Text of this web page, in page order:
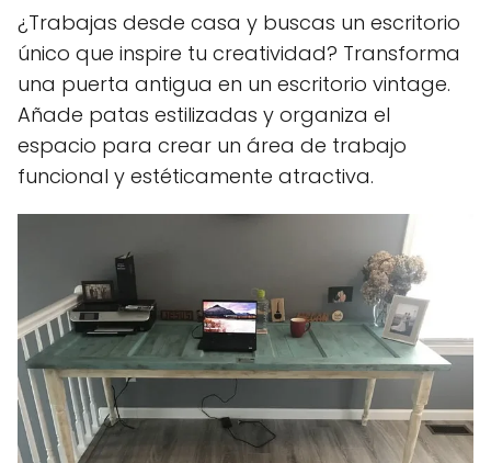
¿Trabajas desde casa y buscas un escritorio
único que inspire tu creatividad? Transforma
una puerta antigua en un escritorio vintage.
Añade patas estilizadas y organiza el
espacio para crear un área de trabajo
funcional y estéticamente atractiva.